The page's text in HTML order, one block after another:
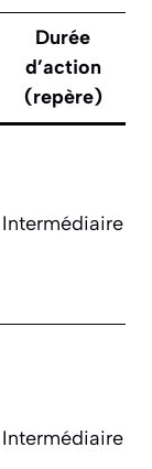
Durée
d’action
(repère)
Intermédiaire
Intermédiaire